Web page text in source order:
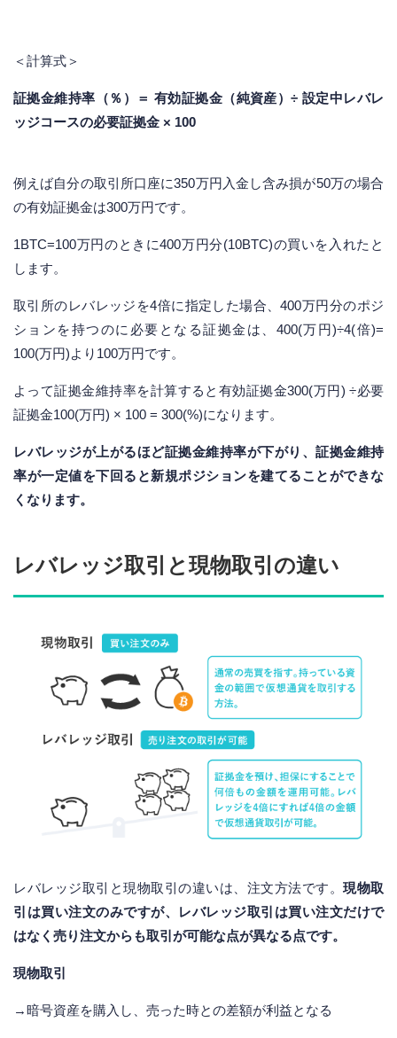
＜計算式＞
証拠金維持率（％）＝ 有効証拠金（純資産）÷ 設定中レバレ
ッジコースの必要証拠金 × 100
例えば自分の取引所口座に350万円入金し含み損が50万の場合
の有効証拠金は300万円です。
1BTC=100万円のときに400万円分(10BTC)の買いを入れたと
します。
取引所のレバレッジを4倍に指定した場合、400万円分のポジ
ションを持つのに必要となる証拠金は、400(万円)÷4(倍)=
100(万円)より100万円です。
よって証拠金維持率を計算すると有効証拠金300(万円) ÷必要
証拠金100(万円) × 100 = 300(%)になります。
レバレッジが上がるほど証拠金維持率が下がり、証拠金維持
率が一定値を下回ると新規ポジションを建てることができな
くなります。
レバレッジ取引と現物取引の違い
レバレッジ取引と現物取引の違いは、注文方法です。 現物取
引は買い注文のみですが、レバレッジ取引は買い注文だけで
はなく売り注文からも取引が可能な点が異なる点です。
現物取引
→暗号資産を購入し、売った時との差額が利益となる